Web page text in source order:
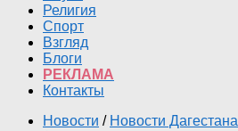
Религия
Спорт
Взгляд
Блоги
РЕКЛАМА
Контакты
Новости / Новости Дагестана